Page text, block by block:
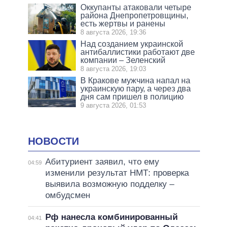
Оккупанты атаковали четыре
района Днепропетровщины,
есть жертвы и ранены
8 августа 2026, 19:36
Над созданием украинской
антибаллистики работают две
компании – Зеленский
8 августа 2026, 19:03
В Кракове мужчина напал на
украинскую пару, а через два
дня сам пришел в полицию
9 августа 2026, 01:53
НОВОСТИ
04:59 Абитуриент заявил, что ему
изменили результат НМТ: проверка
выявила возможную подделку –
омбудсмен
04:41
Рф нанесла комбинированный